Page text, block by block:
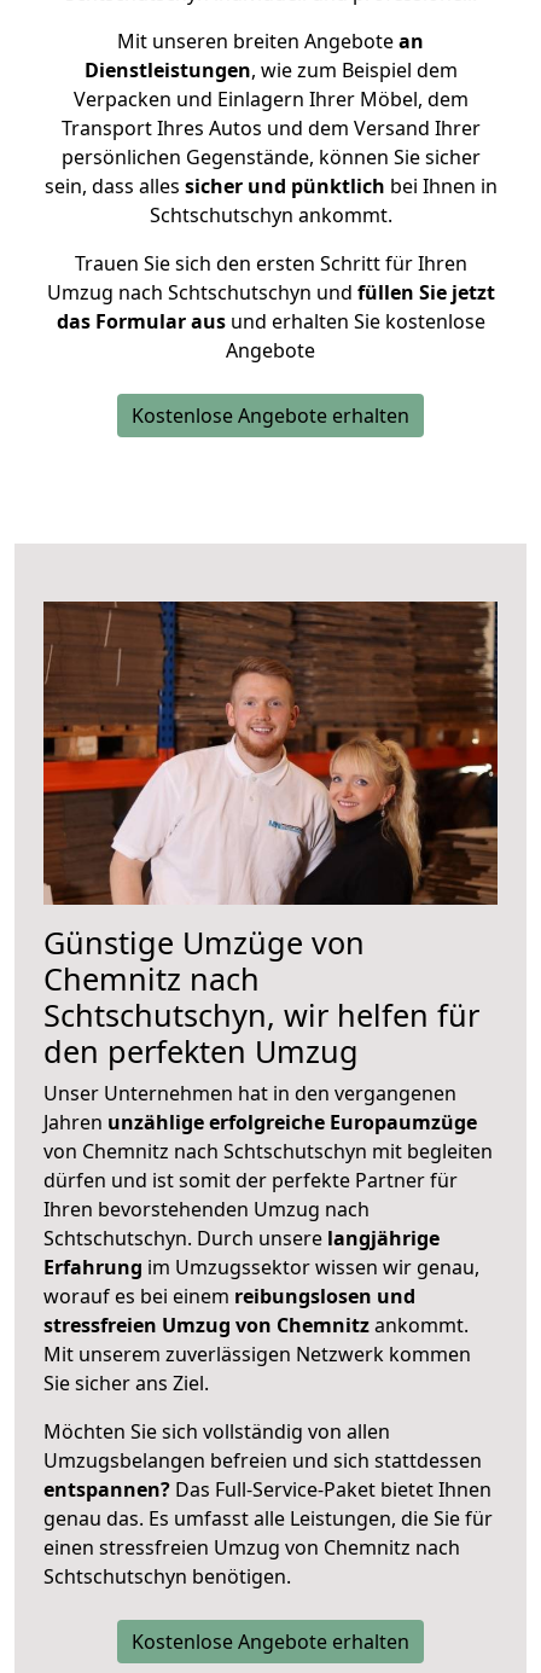
Mit unseren breiten Angebotean
Dienstleistungen, wie zum Beispiel dem
Verpacken und Einlagern Ihrer Möbel, dem
Transport Ihres Autos und dem Versand Ihrer
persönlichen Gegenstände, können Sie sicher
sein, dass alles sicher und pünktlich bei Ihnen in
Schtschutschyn ankommt.
Trauen Sie sich den ersten Schritt für Ihren
Umzug nach Schtschutschyn und füllen Sie jetzt
das Formular ausund erhalten Sie kostenlose
Angebote
Kostenlose Angebote erhalten
Günstige Umzüge von
Chemnitz nach
Schtschutschyn, wir helfen für
den perfekten Umzug
Unser Unternehmen hat in den vergangenen
Jahren unzählige erfolgreiche Europaumzüge
von Chemnitz nach Schtschutschyn mit begleiten
dürfen und ist somit der perfekte Partner für
Ihren bevorstehenden Umzug nach
Schtschutschyn. Durch unsere langjährige
Erfahrung im Umzugssektor wissen wir genau,
worauf es bei einem reibungslosen und
stressfreien Umzug von Chemnitzankommt.
Mit unserem zuverlässigen Netzwerk kommen
Sie sicher ans Ziel.
Möchten Sie sich vollständig von allen
Umzugsbelangen befreien und sich stattdessen
entspannen? Das Full-Service-Paket bietet Ihnen
genau das. Es umfasst alle Leistungen, die Sie für
einen stressfreien Umzug von Chemnitz nach
Schtschutschyn benötigen.
Kostenlose Angebote erhalten